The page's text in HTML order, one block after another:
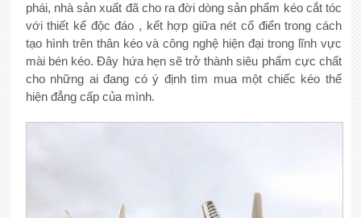
phái, nhà sản xuất đã cho ra đời dòng sản phẩm kéo cắt tóc
với thiết kế độc đáo , kết hợp giữa nét cổ điển trong cách
tạo hình trên thân kéo và công nghệ hiện đại trong lĩnh vực
mài bén kéo. Đây hứa hẹn sẽ trở thành siêu phẩm cực chất
cho những ai đang có ý định tìm mua một chiếc kéo thể
hiện đẳng cấp của mình.